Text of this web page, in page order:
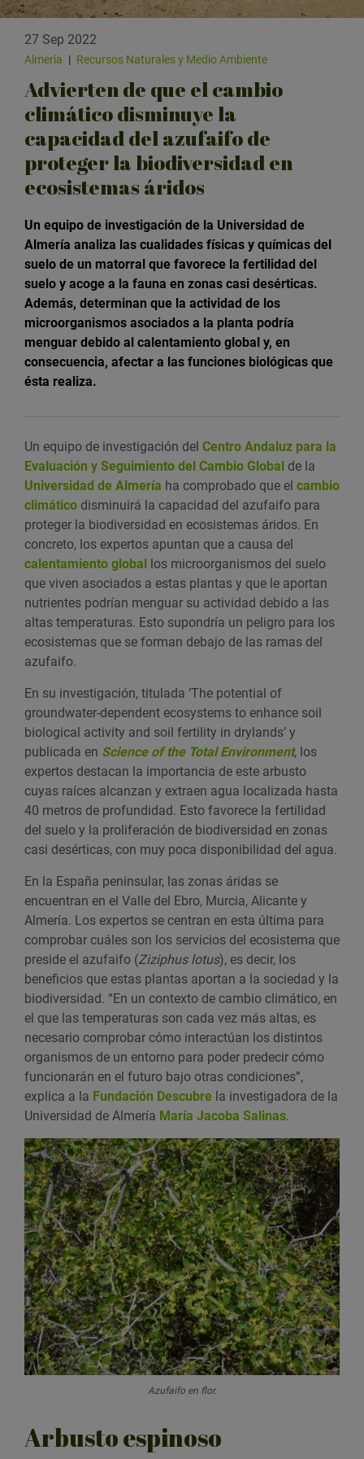
27 Sep 2022
Almería | Recursos Naturales y Medio Ambiente
Advierten de que el cambio
climático disminuye la
capacidad del azufaifo de
proteger la biodiversidad en
ecosistemas áridos
Un equipo de investigación de la Universidad de
Almería analiza las cualidades físicas y químicas del
suelo de un matorral que favorece la fertilidad del
suelo y acoge a la fauna en zonas casi desérticas.
Además, determinan que la actividad de los
microorganismos asociados a la planta podría
menguar debido al calentamiento global y, en
consecuencia, afectar a las funciones biológicas que
ésta realiza.
Un equipo de investigación del Centro Andaluz para la
Evaluación y Seguimiento del Cambio Global de la
Universidad de Almería ha comprobado que el cambio
climático disminuirá la capacidad del azufaifo para
proteger la biodiversidad en ecosistemas áridos. En
concreto, los expertos apuntan que a causa del
calentamiento global los microorganismos del suelo
que viven asociados a estas plantas y que le aportan
nutrientes podrían menguar su actividad debido a las
altas temperaturas. Esto supondría un peligro para los
ecosistemas que se forman debajo de las ramas del
azufaifo.
En su investigación, titulada ‘The potential of
groundwater-dependent ecosystems to enhance soil
biological activity and soil fertility in drylands’ y
publicada en Science of the Total Environment, los
expertos destacan la importancia de este arbusto
cuyas raíces alcanzan y extraen agua localizada hasta
40 metros de profundidad. Esto favorece la fertilidad
del suelo y la proliferación de biodiversidad en zonas
casi desérticas, con muy poca disponibilidad del agua.
En la España peninsular, las zonas áridas se
encuentran en el Valle del Ebro, Murcia, Alicante y
Almería. Los expertos se centran en esta última para
comprobar cuáles son los servicios del ecosistema que
preside el azufaifo (Ziziphus lotus), es decir, los
beneficios que estas plantas aportan a la sociedad y la
biodiversidad. “En un contexto de cambio climático, en
el que las temperaturas son cada vez más altas, es
necesario comprobar cómo interactúan los distintos
organismos de un entorno para poder predecir cómo
funcionarán en el futuro bajo otras condiciones”,
explica a la Fundación Descubre la investigadora de la
Universidad de Almería María Jacoba Salinas.
Azufaifo en flor.
Arbusto espinoso